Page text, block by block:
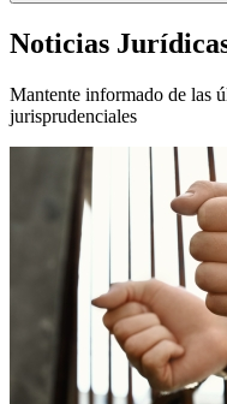
Noticias
Mantente informado de las
jurisprudenciales